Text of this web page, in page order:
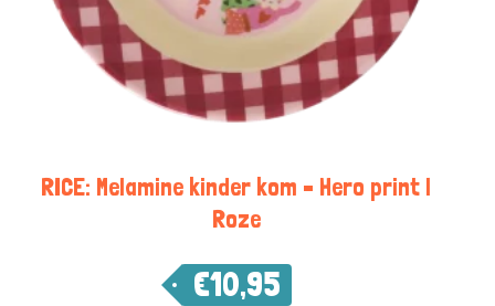
RICE: Melamine kinder kom – Hero print |
Roze
€10,95